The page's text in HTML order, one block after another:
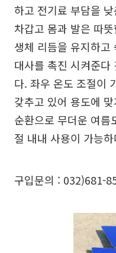
하고 전기료 부담을
차갑고 몸과 발은 따
생체 리듬을 유지하고
대사를 촉진 시켜준다
다. 좌우 온도 조절이
갖추고 있어 용도에
순환으로 무더운 여름
절 내내 사용이 가능
구입문의 : 032)681-